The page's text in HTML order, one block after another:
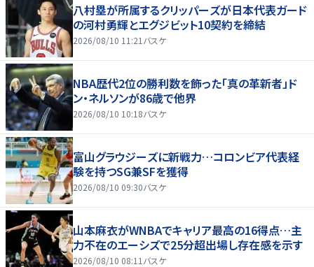
八村塁が所属するクリッパーズが日本代表ガード
の河村勇輝とエグジビット10契約を締結
2026/08/10 11:21 バスケ
NBA歴代2位の勝利数を飾った「真の革新者」ド
ン・ネルソンが86歳で他界
2026/08/10 10:18バスケ
富山グラウジーズに新戦力…コロンビア代表経
験を持つSG兼SFを獲得
2026/08/10 09:30バスケ
山本麻衣がWNBAでキャリア最高の16得点…主
力不在のエーシズで25分超出場し存在感を示す
2026/08/10 08:11 バスケ